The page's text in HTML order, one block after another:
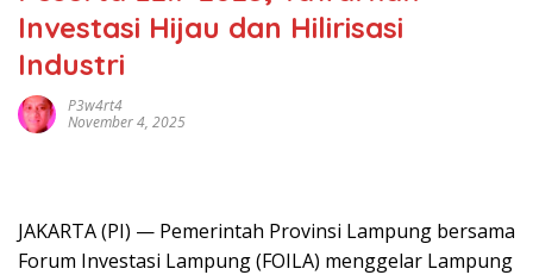
Investasi Hijau dan Hilirisasi
Industri
P3w4rt4
November 4, 2025
JAKARTA (PI) — Pemerintah Provinsi Lampung bersama
Forum Investasi Lampung (FOILA) menggelar Lampung